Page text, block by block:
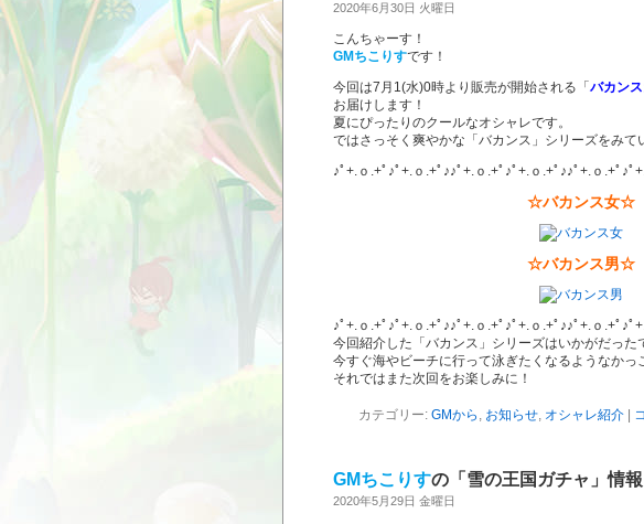
2020年6月30日 火曜日
こんちゃーす！
GMちこりすです！
今回は7月1(水)0時より販売が開始される「 バカン
お届けします！
夏にぴったりのクールなオシャレです。
ではさっそく爽やかな「バカンス」シリーズをみて
♪ﾟ+.ｏ.+ﾟ♪ﾟ+.ｏ.+ﾟ♪♪ﾟ+.ｏ.+ﾟ♪ﾟ+.ｏ.+ﾟ♪♪ﾟ+.ｏ.+ﾟ♪ﾟ
☆バカンス女☆
☆バカンス男☆
♪ﾟ+.ｏ.+ﾟ♪ﾟ+.ｏ.+ﾟ♪♪ﾟ+.ｏ.+ﾟ♪ﾟ+.ｏ.+ﾟ♪♪ﾟ+.ｏ.+ﾟ♪ﾟ
今回紹介した「バカンス」シリーズはいかがだった
今すぐ海やビーチに行って泳ぎたくなるようなかっ
それではまた次回をお楽しみに！
カテゴリー: GMから , お知らせ, オシャレ紹介
GMちこりすの「雪の王国ガチャ」情報
2020年5月29日 金曜日